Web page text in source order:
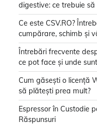
digestive: ce trebuie să
Ce este CSV.RO?
cumpărare, schimb și
Întrebări frecvente
ce pot face și unde
Cum găsești o licență
să plătești prea mult?
Espressor în Custodie
Răspunsuri